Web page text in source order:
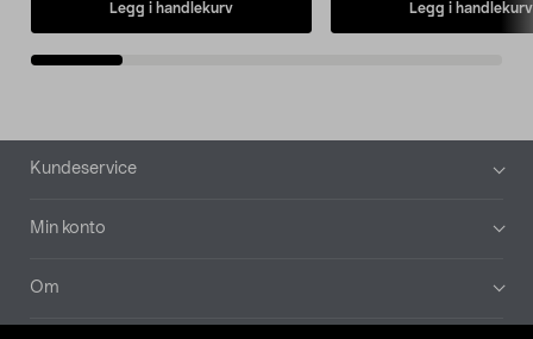
Legg i handlekurv Legg i handlekurv
Bunntekst
Kundeservice
Min konto
Om